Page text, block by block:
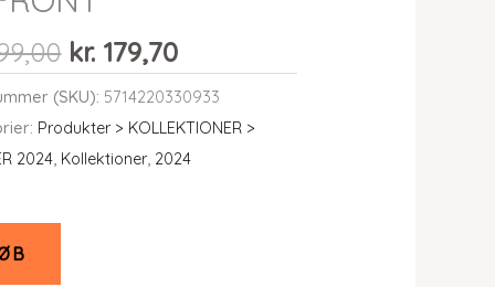
Den
oprindelige
pris
var:
kr. 599,00.
kr. 179,70Den
aktuelle
pris
er:
kr. 179,70.
(SKU): 5714220330933
Produkter > KOLLEKTIONER >
2024, Kollektioner, 2024